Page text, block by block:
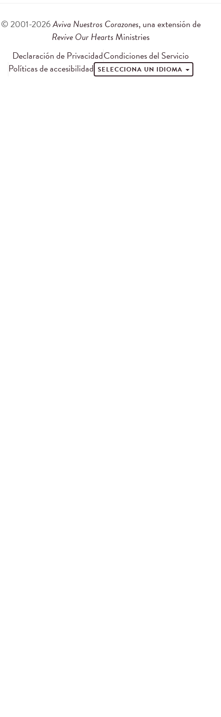
© 2001-2026Aviva Nuestros Corazones, una extensión de
Revive Our Hearts Ministries
Declaración de PrivacidadCondiciones del Servicio
Políticas de accesibilidad SELECCIONA UN IDIOMA